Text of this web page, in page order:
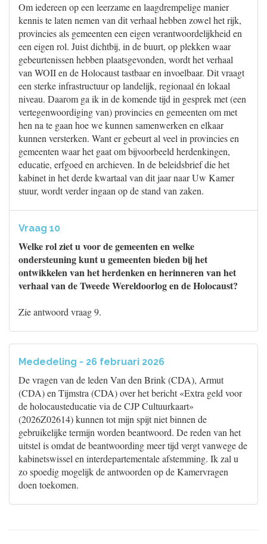
Om iedereen op een leerzame en laagdrempelige manier
kennis te laten nemen van dit verhaal hebben zowel het rijk,
provincies als gemeenten een eigen verantwoordelijkheid en
een eigen rol. Juist dichtbij, in de buurt, op plekken waar
gebeurtenissen hebben plaatsgevonden, wordt het verhaal
van WOII en de Holocaust tastbaar en invoelbaar. Dit vraagt
een sterke infrastructuur op landelijk, regionaal én lokaal
niveau. Daarom ga ik in de komende tijd in gesprek met (een
vertegenwoordiging van) provincies en gemeenten om met
hen na te gaan hoe we kunnen samenwerken en elkaar
kunnen versterken. Want er gebeurt al veel in provincies en
gemeenten waar het gaat om bijvoorbeeld herdenkingen,
educatie, erfgoed en archieven. In de beleidsbrief die het
kabinet in het derde kwartaal van dit jaar naar Uw Kamer
stuur, wordt verder ingaan op de stand van zaken.
Vraag 10
Welke rol ziet u voor de gemeenten en welke
ondersteuning kunt u gemeenten bieden bij het
ontwikkelen van het herdenken en herinneren van het
verhaal van de Tweede Wereldoorlog en de Holocaust?
Zie antwoord vraag 9.
Mededeling - 26 februari 2026
De vragen van de leden Van den Brink (CDA), Armut
(CDA) en Tijmstra (CDA) over het bericht «Extra geld voor
de holocausteducatie via de CJP Cultuurkaart»
(2026Z02614) kunnen tot mijn spijt niet binnen de
gebruikelijke termijn worden beantwoord. De reden van het
uitstel is omdat de beantwoording meer tijd vergt vanwege de
kabinetswissel en interdepartementale afstemming. Ik zal u
zo spoedig mogelijk de antwoorden op de Kamervragen
doen toekomen.